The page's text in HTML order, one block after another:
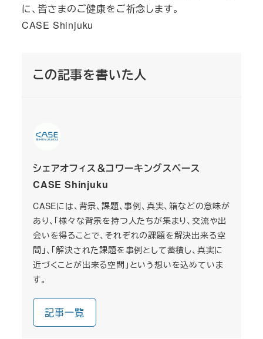
に、皆さまのご健康をご祈念します。
CASE Shinjuku
この記事を書いた人
シェアオフィス＆コワーキングスペース
CASE Shinjuku
CASEには、背景、課題、事例、真実、箱などの意味が
あり、「様々な背景を持つ人たちが集まり、交流や出
会いを得ることで、それぞれの課題を解決出来る空
間」、「解決された課題を事例として蓄積し、真実に
近づくことが出来る空間」という想いを込めていま
す。
記事一覧